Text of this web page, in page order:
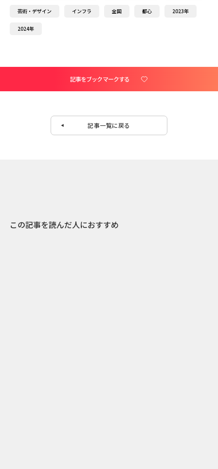
芸術・デザイン インフラ 全国 都心 2023年
2024年
記事をブックマークする
記事一覧に戻る
この記事を読んだ人におすすめ